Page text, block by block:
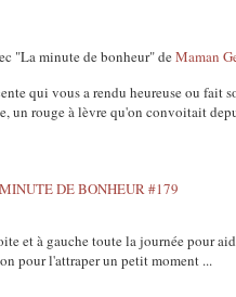
"La minute de bonheur" deMaman
qui vous a rendu heureuse ou fait
un rouge à lèvre qu'on convoitait
et à gauche toute la journée pour
pour l'attraper un petit moment ...